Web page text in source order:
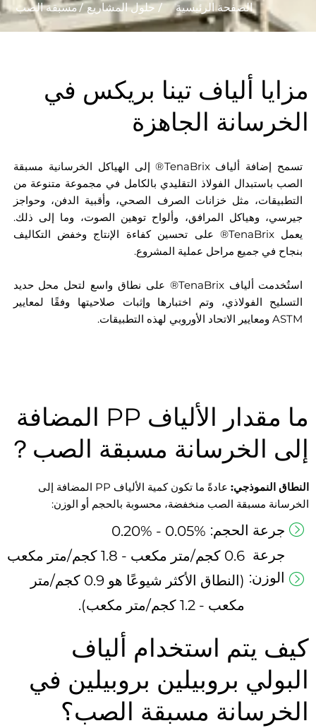
الصفحة الرئيسية / حلول المشاريع /مسبقة الصب
مزايا ألياف تينا بريكس في
الخرسانة الجاهزة
تسمح إضافة ألياف TenaBrix® إلى الهياكل الخرسانية مسبقة
الصب باستبدال الفولاذ التقليدي بالكامل في مجموعة متنوعة من
التطبيقات، مثل خزانات الصرف الصحي، وأقبية الدفن، وحواجز
جيرسي، وهياكل المرافق، وألواح توهين الصوت، وما إلى ذلك.
يعمل TenaBrix® على تحسين كفاءة الإنتاج وخفض التكاليف
بنجاح في جميع مراحل عملية المشروع.
استُخدمت ألياف TenaBrix® على نطاق واسع لتحل محل حديد
التسليح الفولاذي، وتم اختبارها وإثبات صلاحيتها وفقًا لمعايير
ASTM ومعايير الاتحاد الأوروبي لهذه التطبيقات.
ما مقدار الألياف PP المضافة
إلى الخرسانة مسبقة الصب？
النطاق النموذجي:
عادةً ما تكون كمية الألياف PP المضافة إلى
الخرسانة مسبقة الصب منخفضة، محسوبة بالحجم أو الوزن:
جرعة الحجم: 0.05% - 0.20%
جرعة
الوزن:
0.6 كجم/متر مكعب - 1.8 كجم/متر مكعب
(النطاق الأكثر شيوعًا هو 0.9 كجم/متر
مكعب - 1.2 كجم/متر مكعب).
كيف يتم استخدام ألياف
البولي بروبيلين بروبيلين في
الخرسانة مسبقة الصب؟